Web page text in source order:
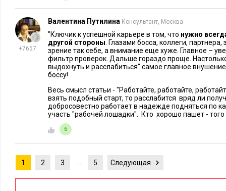
P.S.
Сквозной тестовый пример для тестирования на усвоение
позвонили в два часа ночи и попросили к утру
складских остатков за текущий год. А вы по сюжету
Глупая и непрофессиональная реакция:
Вы знаете, сколько времени? Да здесь работы на
почему бы не спросить на складе. Это не мое дело!
Теперь слово отличнику:
Доброй ночи, рад вас слышать!Интересная тема, с
+7657
Валентина Путилина Консультант, Москва
"Ключик к успешной карьере в том, что нужно
другой стороны . Глазами босса, коллеги,
зрение так себе, а внимание еще хуже. Главное –
фильтр проверок. Дальше гораздо проще.
выдохнуть и расслабиться" самое главное
боссу!
Весь смысл статьи - "Работайте, работайте,
взять подобный старт, то расслабится вряд ли
добросовестно работает в надежде подняться по
участь "рабочей лошадки". Кто хорошо пашет - того
6
1 2 3 5 Следующая